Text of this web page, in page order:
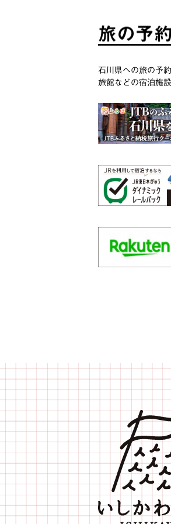
旅の予約
石川県への旅の予
旅館などの宿泊施